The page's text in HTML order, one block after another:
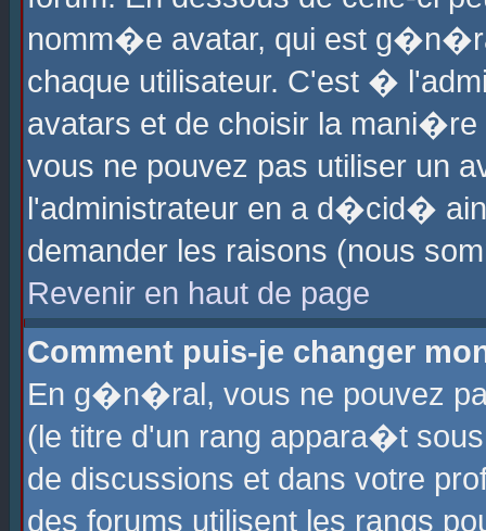
nomm�e avatar, qui est
chaque utilisateur. C'est �
avatars et de choisir la
vous ne pouvez pas utiliser un
l'administrateur en a d�cid�
demander les raisons (nous
Revenir en haut de page
Comment puis-je changer
En g�n�ral, vous ne pouvez
(le titre d'un rang appara�t
de discussions et dans votre
des forums utilisent les rangs